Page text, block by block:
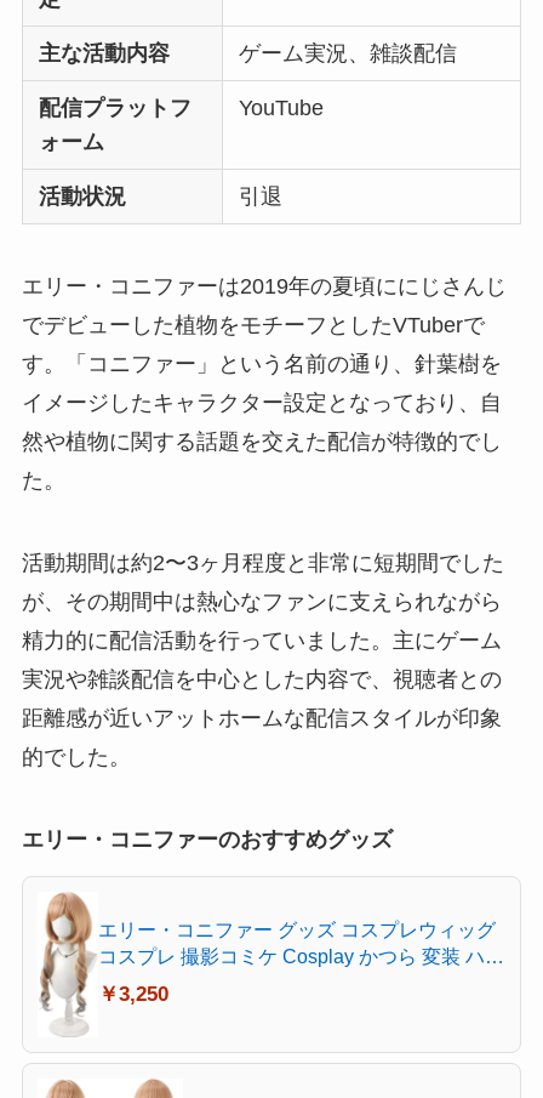
主な活動内容 ゲーム実況、雑談配信
配信プラットフ
ォーム
YouTube
活動状況 引退
エリー・コニファーは2019年の夏頃ににじさんじ
でデビューした植物をモチーフとしたVTuberで
す。「コニファー」という名前の通り、針葉樹を
イメージしたキャラクター設定となっており、自
然や植物に関する話題を交えた配信が特徴的でし
た。
活動期間は約2〜3ヶ月程度と非常に短期間でした
が、その期間中は熱心なファンに支えられながら
精力的に配信活動を行っていました。主にゲーム
実況や雑談配信を中心とした内容で、視聴者との
距離感が近いアットホームな配信スタイルが印象
的でした。
エリー・コニファーのおすすめグッズ
エリー・コニファー グッズ コスプレウィッグ
コスプレ 撮影コミケ Cosplay かつら 変装 ハロ
ウィン クリスマス 文化祭 お祭り
￥3,250